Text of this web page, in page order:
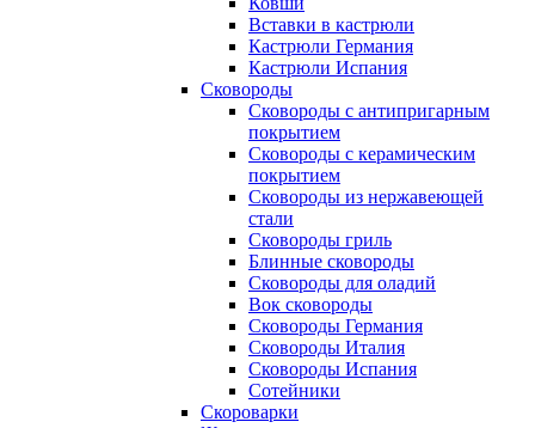
Вставки в кастрюли
Кастрюли Германия
Кастрюли Испания
Сковороды
Сковороды с антипригарным
покрытием
Сковороды с керамическим
покрытием
Сковороды из нержавеющей
стали
Сковороды гриль
Блинные сковороды
Сковороды для оладий
Вок сковороды
Сковороды Германия
Сковороды Италия
Сковороды Испания
Сотейники
Скороварки